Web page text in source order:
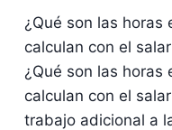
¿Qué son las horas
calculan con el
¿Qué son las horas
calculan con el
trabajo adicional a